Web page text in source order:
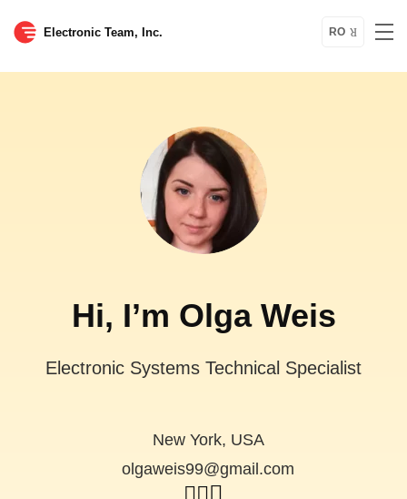
Electronic Team, Inc. RO
Hi, I’m Olga Weis
Electronic Systems Technical Specialist
New York, USA
olgaweis99@gmail.com